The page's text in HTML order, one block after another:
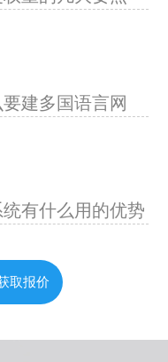
建多国语言网
有什么用的优势
取报价